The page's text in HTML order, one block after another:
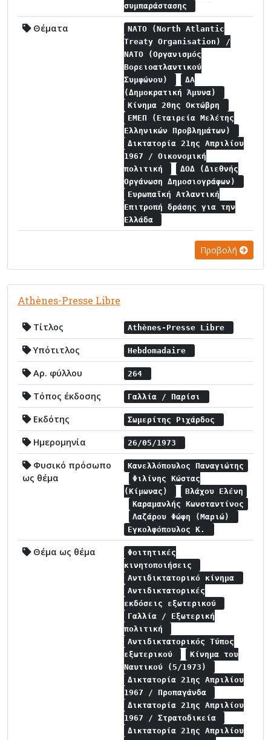
συμπαράστασης
Θέματα
NATO (North Atlantic
Treaty Organisation) /
NATO (Οργανισμός
Βορειοατλαντικού
Συμφώνου)
ΔΑ
(Δημοκρατική Άμυνα)
Κίνημα 20ης Οκτώβρη
ΕΜΕΠ (Εταιρεία Μελέτης
Ελληνικών Προβλημάτων)
Δικτατορία 21ης Απριλίου
1967 / Οικονομική
πολιτική
ΔΟΔ (Διεθνής
Οργάνωση Δημοσιογράφων)
Ευρωπαϊκή Ατλαντική
Επιτροπή δράσης για την
Ελλάδα
Προβολή
Athènes-Presse Libre
Τίτλος Athènes-Presse Libre
Υπότιτλος Hebdomadaire
Αρ. φύλλου 264
Τόπος έκδοσης Γαλλία / Παρίσι
Εκδότης Σωμερίτης Ριχάρδος
Ημερομηνία 26/05/1973
Φυσικό πρόσωπο
ως θέμα
Κανελλόπουλος Παναγιώτης
Φιλίνης Κώστας
(Κίμωνας)
Βλάχου Ελένη
Καραμανλής Κωνσταντίνος
Λαζάρου Φώφη (Μαριώ)
Εγκολφόπουλος Κ.
Θέμα ως θέμα
Φοιτητικές
κινητοποιήσεις
Αντιδικτατορικό κίνημα
Αντιδικτατορικές
εκδόσεις εξωτερικού
Γαλλία / Εξωτερική
πολιτική
Αντιδικτατορικός Τύπος
εξωτερικού
Κίνημα του
Ναυτικού (5/1973)
Δικτατορία 21ης Απριλίου
1967 / Προπαγάνδα
Δικτατορία 21ης Απριλίου
1967 / Στρατοδικεία
Δικτατορία 21ης Απριλίου